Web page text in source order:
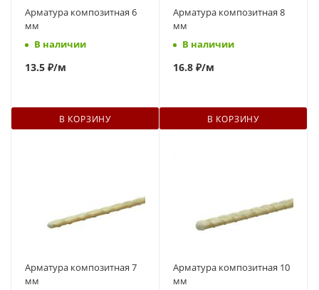
Арматура композитная 6
мм
В наличии
13.5 ₽/м
В КОРЗИНУ
Арматура композитная 8
мм
В наличии
16.8 ₽/м
В КОРЗИНУ
Арматура композитная 7
мм
Арматура композитная 10
мм